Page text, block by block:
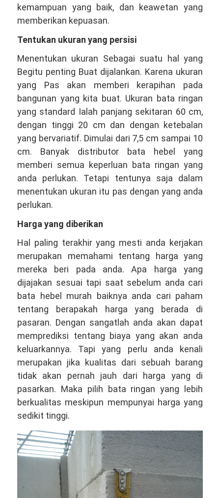
kemampuan yang baik, dan keawetan yang
memberikan kepuasan.
Tentukan ukuran yang persisi
Menentukan ukuran Sebagai suatu hal yang
Begitu penting Buat dijalankan. Karena ukuran
yang Pas akan memberi kerapihan pada
bangunan yang kita buat. Ukuran bata ringan
yang standard Ialah panjang sekitaran 60 cm,
dengan tinggi 20 cm dan dengan ketebalan
yang bervariatif. Dimulai dari 7,5 cm sampai 10
cm. Banyak distributor bata hebel yang
memberi semua keperluan bata ringan yang
anda perlukan. Tetapi tentunya saja dalam
menentukan ukuran itu pas dengan yang anda
perlukan.
Harga yang diberikan
Hal paling terakhir yang mesti anda kerjakan
merupakan memahami tentang harga yang
mereka beri pada anda. Apa harga yang
dijajakan sesuai tapi saat sebelum anda cari
bata hebel murah baiknya anda cari paham
tentang berapakah harga yang berada di
pasaran. Dengan sangatlah anda akan dapat
memprediksi tentang biaya yang akan anda
keluarkannya. Tapi yang perlu anda kenali
merupakan jika kualitas dari sebuah barang
tidak akan pernah jauh dari harga yang di
pasarkan. Maka pilih bata ringan yang lebih
berkualitas meskipun mempunyai harga yang
sedikit tinggi.